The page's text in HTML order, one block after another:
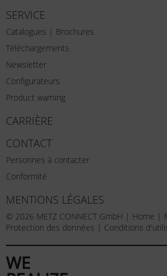
SERVICE
Catalogues | Brochures
Téléchargements
Newsletter
Configurateurs
Product warning
CARRIÈRE
CONTACT
Personnes à contacter
Conformité
MENTIONS LÉGALES
© 2026 METZ CONNECT GmbH | Home |
Protection des données | Conditions
WE